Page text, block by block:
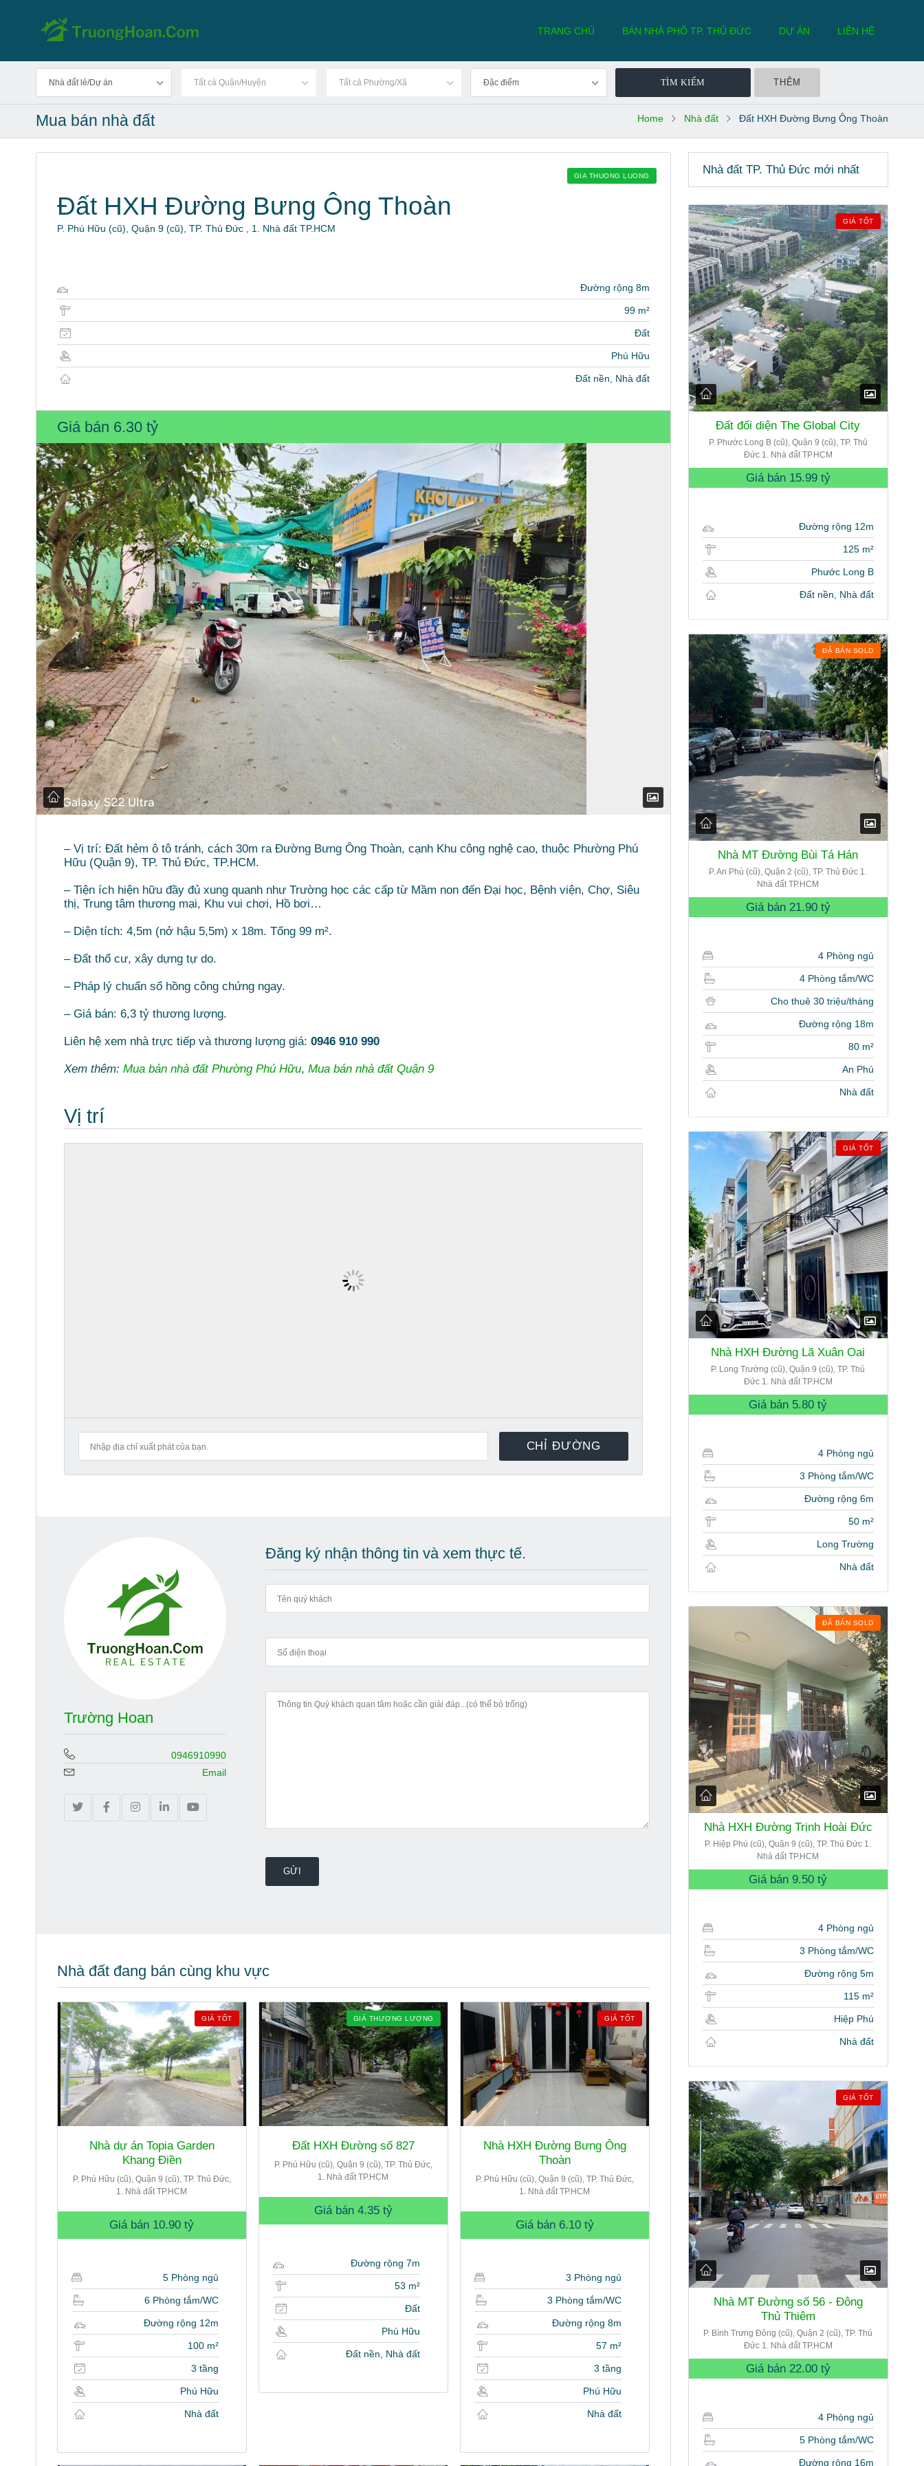
TRANG CHỦ BÁN NHÀ PHỐ TP. THỦ ĐỨC DỰ ÁN LIÊN HỆ
Nhà đất lẻ/Dự án Tất cả Quận/Huyện Tất cả Phường/Xã Đặc điểm THÊM
Mua bán nhà đất Home Nhà đất Đất HXH Đường Bưng Ông Thoàn
GIA THUONG LUONG
Đất HXH Đường Bưng Ông Thoàn
P. Phú Hữu (cũ), Quận 9 (cũ), TP. Thủ Đức , 1. Nhà đất TP.HCM
Đường rộng 8m
99 m²
Đất
Phú Hữu
Đất nền, Nhà đất
Giá bán 6.30 tỷ
– Vị trí: Đất hẻm ô tô tránh, cách 30m ra Đường Bưng Ông Thoàn, cạnh Khu công nghệ cao, thuộc Phường Phú
Hữu (Quận 9), TP. Thủ Đức, TP.HCM.
– Tiện ích hiện hữu đầy đủ xung quanh như Trường học các cấp từ Mầm non đến Đại học, Bệnh viện, Chợ, Siêu
thị, Trung tâm thương mại, Khu vui chơi, Hồ bơi…
– Diện tích: 4,5m (nở hậu 5,5m) x 18m. Tổng 99 m².
– Đất thổ cư, xây dựng tự do.
– Pháp lý chuẩn sổ hồng công chứng ngay.
– Giá bán: 6,3 tỷ thương lượng.
Liên hệ xem nhà trực tiếp và thương lượng giá: 0946 910 990
Xem thêm: Mua bán nhà đất Phường Phú Hữu, Mua bán nhà đất Quận 9
Vị trí
Trường Hoan
0946910990
Email
Đăng ký nhận thông tin và xem thực tế.
Nhà đất đang bán cùng khu vực
GIÁ TỐT
Nhà dự án Topia Garden
Khang Điền
P. Phú Hữu (cũ), Quận 9 (cũ), TP. Thủ Đức,
1. Nhà đất TP.HCM
Giá bán 10.90 tỷ
5 Phòng ngủ
6 Phòng tắm/WC
Đường rộng 12m
100 m²
3 tầng
Phú Hữu
Nhà đất
GIÁ THƯƠNG LƯỢNG
Đất HXH Đường số 827
P. Phú Hữu (cũ), Quận 9 (cũ), TP. Thủ Đức,
1. Nhà đất TP.HCM
Giá bán 4.35 tỷ
Đường rộng 7m
53 m²
Đất
Phú Hữu
Đất nền, Nhà đất
GIÁ TỐT
Nhà HXH Đường Bưng Ông
Thoàn
P. Phú Hữu (cũ), Quận 9 (cũ), TP. Thủ Đức,
1. Nhà đất TP.HCM
Giá bán 6.10 tỷ
3 Phòng ngủ
3 Phòng tắm/WC
Đường rộng 8m
57 m²
3 tầng
Phú Hữu
Nhà đất
Nhà đất TP. Thủ Đức mới nhất
GIÁ TỐT
Đất đối diện The Global City
P. Phước Long B (cũ), Quận 9 (cũ), TP. Thủ
Đức 1. Nhà đất TP.HCM
Giá bán 15.99 tỷ
Đường rộng 12m
125 m²
Phước Long B
Đất nền, Nhà đất
ĐÃ BÁN SOLD
Nhà MT Đường Bùi Tá Hán
P. An Phú (cũ), Quận 2 (cũ), TP. Thủ Đức 1.
Nhà đất TP.HCM
Giá bán 21.90 tỷ
4 Phòng ngủ
4 Phòng tắm/WC
Cho thuê 30 triệu/tháng
Đường rộng 18m
80 m²
An Phú
Nhà đất
GIÁ TỐT
Nhà HXH Đường Lã Xuân Oai
P. Long Trường (cũ), Quận 9 (cũ), TP. Thủ
Đức 1. Nhà đất TP.HCM
Giá bán 5.80 tỷ
4 Phòng ngủ
3 Phòng tắm/WC
Đường rộng 6m
50 m²
Long Trường
Nhà đất
ĐÃ BÁN SOLD
Nhà HXH Đường Trịnh Hoài Đức
P. Hiệp Phú (cũ), Quận 9 (cũ), TP. Thủ Đức 1.
Nhà đất TP.HCM
Giá bán9.50 tỷ
4 Phòng ngủ
3 Phòng tắm/WC
Đường rộng 5m
115 m²
Hiệp Phú
Nhà đất
GIÁ TỐT
Nhà MT Đường số 56 - Đông
Thủ Thiêm
P. Bình Trưng Đông (cũ), Quận 2 (cũ), TP. Thủ
Đức 1. Nhà đất TP.HCM
Giá bán 22.00 tỷ
4 Phòng ngủ
5 Phòng tắm/WC
Đường rộng 16m